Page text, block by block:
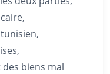
biens mal